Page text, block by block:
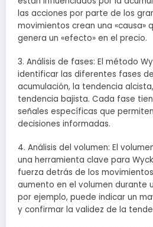
las acciones por parte de los
movimientos crean una «causa»
genera un «efecto» en el precio.
3. Análisis de fases: El método
identificar las diferentes fases
acumulación, la tendencia
tendencia bajista. Cada fase
señales específicas que
decisiones informadas.
4. Análisis del volumen: El
una herramienta clave para
fuerza detrás de los
aumento en el volumen durante
por ejemplo, puede indicar un
y confirmar la validez de la